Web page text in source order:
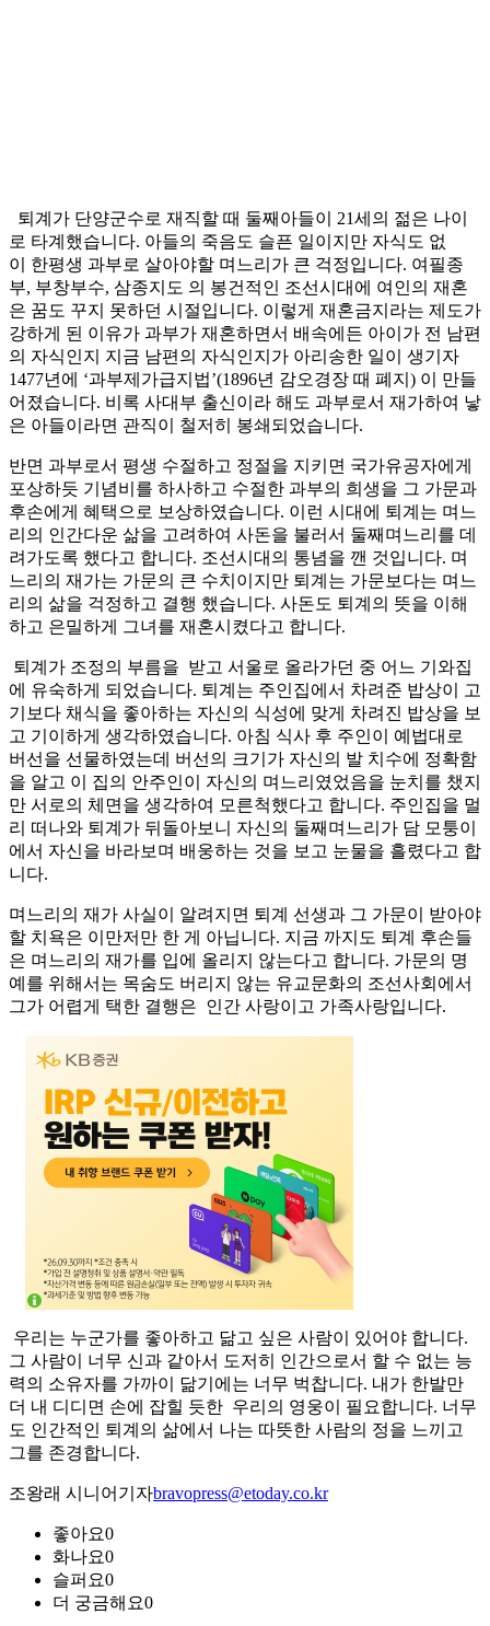
퇴계가 단양군수로 재직할 때 둘째아들이 21세의 젊은 나이
로 타계했습니다. 아들의 죽음도 슬픈 일이지만 자식도 없
이 한평생 과부로 살아야할 며느리가 큰 걱정입니다. 여필종
부, 부창부수, 삼종지도 의 봉건적인 조선시대에 여인의 재혼
은 꿈도 꾸지 못하던 시절입니다. 이렇게 재혼금지라는 제도가
강하게 된 이유가 과부가 재혼하면서 배속에든 아이가 전 남편
의 자식인지 지금 남편의 자식인지가 아리송한 일이 생기자
1477년에 ‘과부제가급지법’(1896년 감오경장 때 폐지) 이 만들
어졌습니다. 비록 사대부 출신이라 해도 과부로서 재가하여 낳
은 아들이라면 관직이 철저히 봉쇄되었습니다.
반면 과부로서 평생 수절하고 정절을 지키면 국가유공자에게
포상하듯 기념비를 하사하고 수절한 과부의 희생을 그 가문과
후손에게 혜택으로 보상하였습니다. 이런 시대에 퇴계는 며느
리의 인간다운 삶을 고려하여 사돈을 불러서 둘째며느리를 데
려가도록 했다고 합니다. 조선시대의 통념을 깬 것입니다. 며
느리의 재가는 가문의 큰 수치이지만 퇴계는 가문보다는 며느
리의 삶을 걱정하고 결행 했습니다. 사돈도 퇴계의 뜻을 이해
하고 은밀하게 그녀를 재혼시켰다고 합니다.
퇴계가 조정의 부름을 받고 서울로 올라가던 중 어느 기와집
에 유숙하게 되었습니다. 퇴계는 주인집에서 차려준 밥상이 고
기보다 채식을 좋아하는 자신의 식성에 맞게 차려진 밥상을 보
고 기이하게 생각하였습니다. 아침 식사 후 주인이 예법대로
버선을 선물하였는데 버선의 크기가 자신의 발 치수에 정확함
을 알고 이 집의 안주인이 자신의 며느리였었음을 눈치를 챘지
만 서로의 체면을 생각하여 모른척했다고 합니다. 주인집을 멀
리 떠나와 퇴계가 뒤돌아보니 자신의 둘째며느리가 담 모퉁이
에서 자신을 바라보며 배웅하는 것을 보고 눈물을 흘렸다고 합
니다.
며느리의 재가 사실이 알려지면 퇴계 선생과 그 가문이 받아야
할 치욕은 이만저만 한 게 아닙니다. 지금 까지도 퇴계 후손들
은 며느리의 재가를 입에 올리지 않는다고 합니다. 가문의 명
예를 위해서는 목숨도 버리지 않는 유교문화의 조선사회에서
그가 어렵게 택한 결행은 인간 사랑이고 가족사랑입니다.
우리는 누군가를 좋아하고 닮고 싶은 사람이 있어야 합니다.
그 사람이 너무 신과 같아서 도저히 인간으로서 할 수 없는 능
력의 소유자를 가까이 닮기에는 너무 벅찹니다. 내가 한발만
더 내 디디면 손에 잡힐 듯한 우리의 영웅이 필요합니다. 너무
도 인간적인 퇴계의 삶에서 나는 따뜻한 사람의 정을 느끼고
그를 존경합니다.
조왕래 시니어기자bravopress@etoday.co.kr
좋아요0
화나요0
슬퍼요0
더 궁금해요0